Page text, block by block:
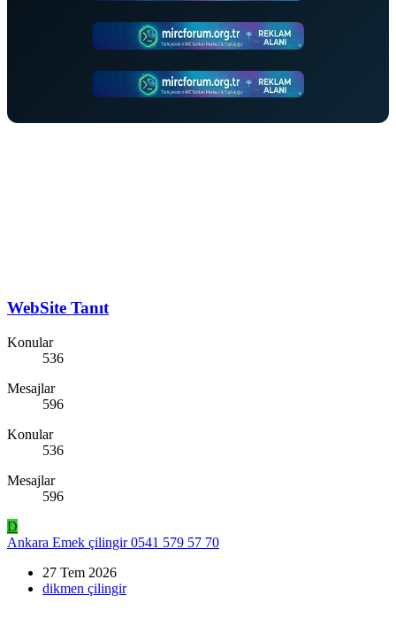
WebSite Tanıt
Konular
536
Mesajlar
596
Konular
536
Mesajlar
596
D
Ankara Emek çilingir 0541 579 57 70
27 Tem 2026
dikmen çilingir